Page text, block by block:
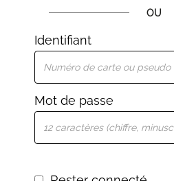
OU
Identifiant
Mot de passe